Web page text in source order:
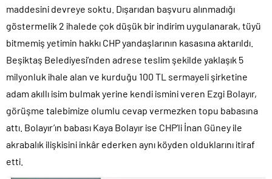
maddesini devreye soktu. Dışarıdan başvuru alınmadığı
göstermelik 2 ihalede çok düşük bir indirim uygulanarak, tüyü
bitmemiş yetimin hakkı CHP yandaşlarının kasasına aktarıldı.
Beşiktaş Belediyesi’nden adrese teslim şekilde yaklaşık 5
milyonluk ihale alan ve kurduğu 100 TL sermayeli şirketine
adam akıllı isim bulmak yerine kendi ismini veren Ezgi Bolayır,
görüşme talebimize olumlu cevap vermezken topu babasına
attı. Bolayır’ın babası Kaya Bolayır ise CHP’li İnan Güney ile
akrabalık ilişkisini inkâr ederken aynı köyden olduklarını itiraf
etti.